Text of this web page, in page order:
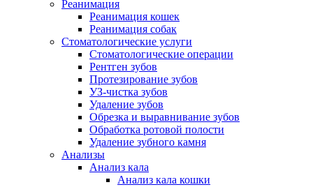
Реанимация
Реанимация кошек
Реанимация собак
Стоматологические услуги
Стоматологические операции
Рентген зубов
Протезирование зубов
УЗ-чистка зубов
Удаление зубов
Обрезка и выравнивание зубов
Обработка ротовой полости
Удаление зубного камня
Анализы
Анализ кала
Анализ кала кошки